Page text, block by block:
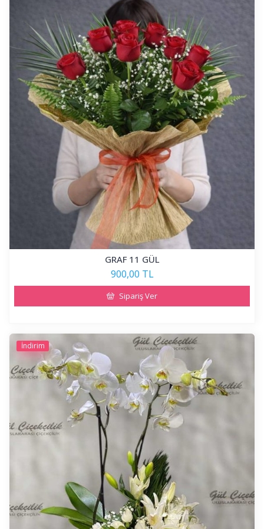
GRAF 11 GÜL
900,00 TL
Sipariş Ver
İndirim